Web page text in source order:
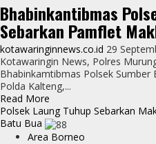
Briptu
Ahmadi
Sebarkan
Pamflet
Maklumat
Kapolri
Bhabinkantibmas
Sebarkan Pamflet
kotawaringinnews.co.id 29
Kotawaringin News, Polres
Bhabinkamtibmas Polsek
Polda Kalteng,...
Read More
more
about
Bhabinkantibmas
Polsek Laung Tuhup Sebarkan
Batu Bua
Area Borneo